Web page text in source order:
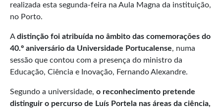
realizada esta segunda-feira na Aula Magna da instituição,
no Porto.
Adistinção foi atribuída no âmbito das comemorações do
40.º aniversário da Universidade Portucalense, numa
sessão que contou com a presença do ministro da
Educação, Ciência e Inovação, Fernando Alexandre.
Segundo a universidade, o reconhecimento pretende
distinguir o percurso de Luís Portela nas áreas da ciência,